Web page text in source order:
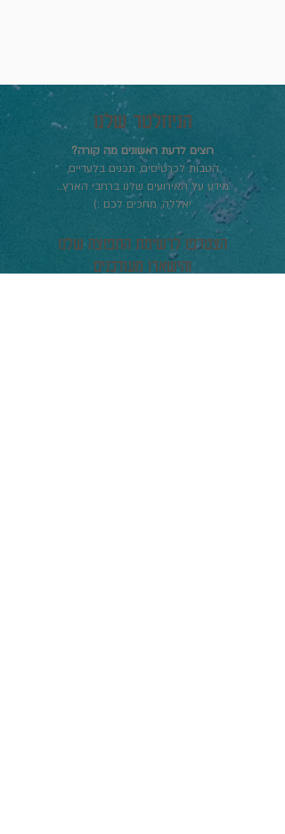
הניוזלטר שלנו
רוצים לדעת ראשונים מה קורה?
הטבות לכרטיסים, תכנים בלעדיים,
מידע על האירועים שלנו ברחבי הארץ..
יאללה, מחכים לכם :)
הצטרפו לרשימת התפוצה שלנו
והישארו מעודכנים